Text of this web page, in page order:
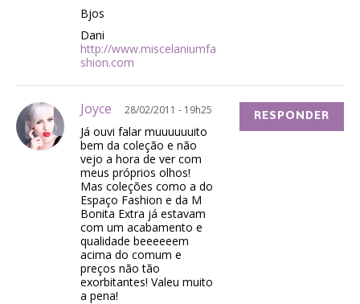
Bjos
Dani
http://www.miscelaniumfa
shion.com
Joyce 28/02/2011 - 19h25
Já ouvi falar muuuuuuito
bem da coleção e não
vejo a hora de ver com
meus próprios olhos!
Mas coleções como a do
Espaço Fashion e da M
Bonita Extra já estavam
com um acabamento e
qualidade beeeeeem
acima do comum e
preços não tão
exorbitantes! Valeu muito
a pena!
RESPONDER